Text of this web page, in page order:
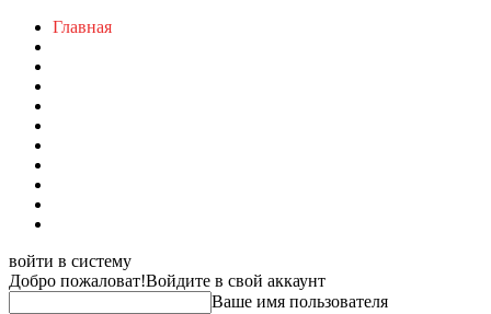
Главная
войти в систему
Добро пожаловат!Войдите в свой аккаунт
Ваше имя пользователя